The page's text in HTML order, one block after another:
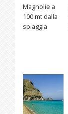
Magnolie a
100 mt dalla
spiaggia